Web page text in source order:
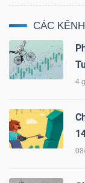
CÁC
4
NĂNG
VẬT